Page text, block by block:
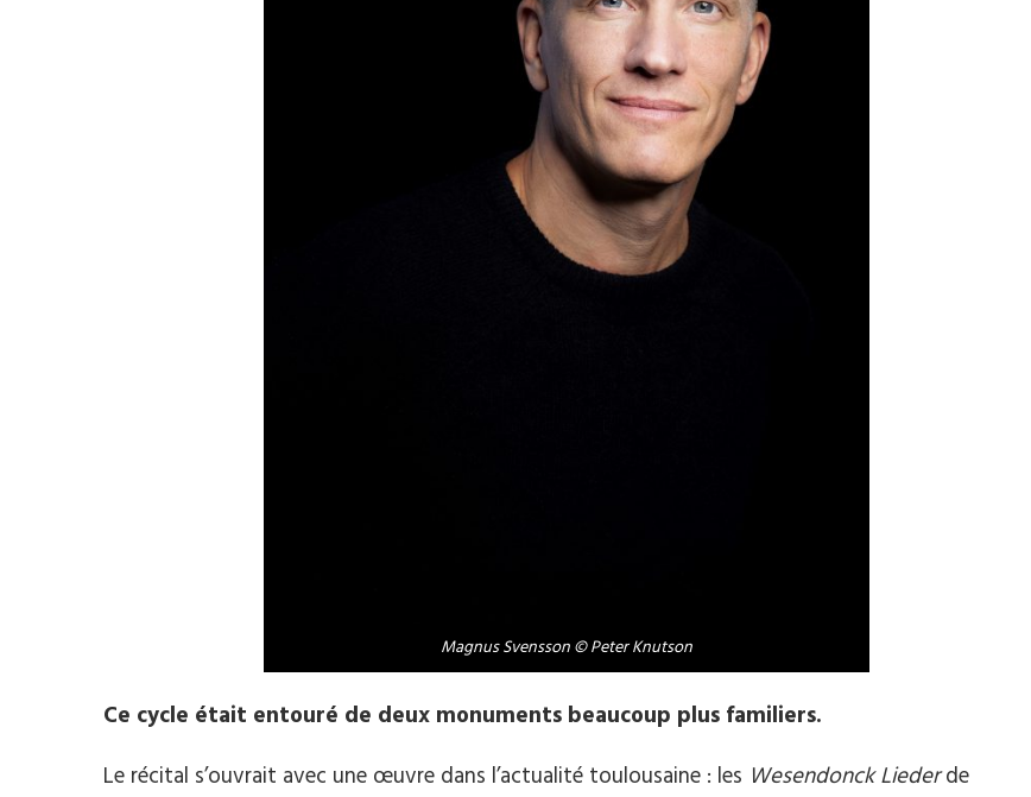
Magnus Svensson © Peter Knutson
Ce cycle était entouré de deux monuments beaucoup plus familiers.
Le récital s’ouvrait avec une œuvre dans l’actualité toulousaine : les Wesendonck Liederde